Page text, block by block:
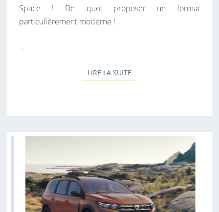
U
V
T
Space ! De quoi proposer un format
particulièrement moderne !
…
LIRE LA SUITE